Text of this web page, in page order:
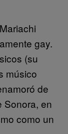
gay.
(su
músico
de
Sonora, en
como un